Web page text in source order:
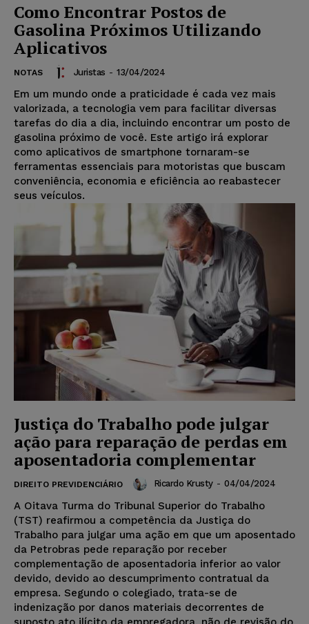
Como Encontrar Postos de
Gasolina Próximos Utilizando
Aplicativos
NOTAS Juristas - 13/04/2024
Em um mundo onde a praticidade é cada vez mais
valorizada, a tecnologia vem para facilitar diversas
tarefas do dia a dia, incluindo encontrar um posto de
gasolina próximo de você. Este artigo irá explorar
como aplicativos de smartphone tornaram-se
ferramentas essenciais para motoristas que buscam
conveniência, economia e eficiência ao reabastecer
seus veículos.
Justiça do Trabalho pode julgar
ação para reparação de perdas em
aposentadoria complementar
DIREITO PREVIDENCIÁRIO Ricardo Krusty - 04/04/2024
A Oitava Turma do Tribunal Superior do Trabalho
(TST) reafirmou a competência da Justiça do
Trabalho para julgar uma ação em que um aposentado
da Petrobras pede reparação por receber
complementação de aposentadoria inferior ao valor
devido, devido ao descumprimento contratual da
empresa. Segundo o colegiado, trata-se de
indenização por danos materiais decorrentes de